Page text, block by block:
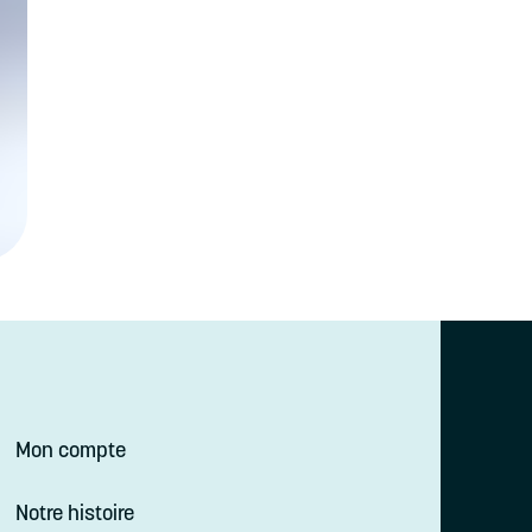
Mon compte
Notre histoire